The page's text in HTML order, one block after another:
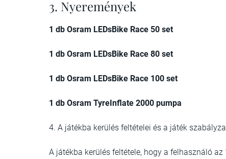
3. Nyeremények
1 db Osram LEDsBike Race 50 set
1 db Osram LEDsBike Race 80 set
1 db Osram LEDsBike Race 100 set
1 db Osram TyreInflate 2000 pumpa
4. A játékba kerülés feltételei és a játék
A játékba kerülés feltétele, hogy a felhasználó